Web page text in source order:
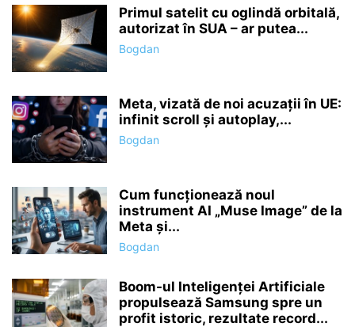
Primul satelit cu oglindă orbitală,
autorizat în SUA – ar putea...
Bogdan
Meta, vizată de noi acuzații în UE:
infinit scroll și autoplay,...
Bogdan
Cum funcționează noul
instrument AI „Muse Image” de la
Meta și...
Bogdan
Boom-ul Inteligenței Artificiale
propulsează Samsung spre un
profit istoric, rezultate record...